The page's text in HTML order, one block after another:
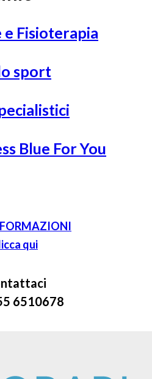
Fisioterapia
sport
Blue For You
qui
6510678